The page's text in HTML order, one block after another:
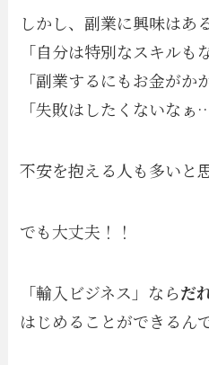
しかし、副業に興味はあ
「自分は特別なスキルも
「副業するにもお金がか
「失敗はしたくないなぁ…
不安を抱える人も多いと
でも大丈夫！！
「輸入ビジネス」ならだ
はじめることができるん